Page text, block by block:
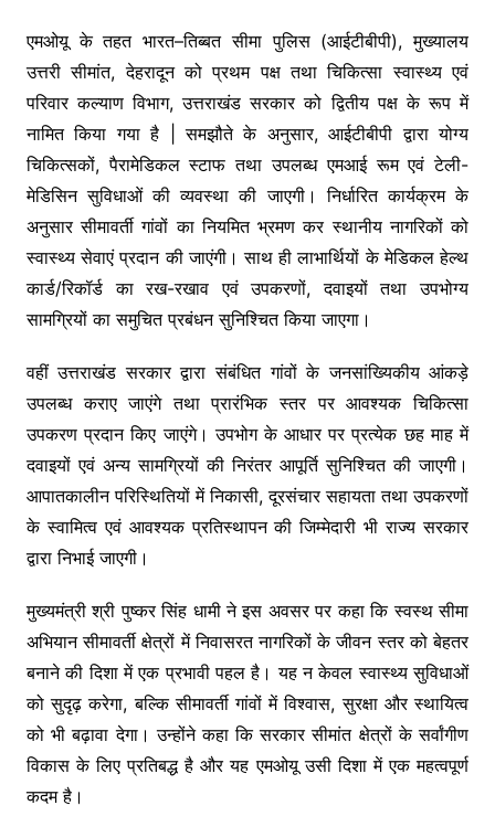
एमओयू के तहत भारत–तिब्बत सीमा पुलिस (आईटीबीपी), मुख्यालय
उत्तरी सीमांत, देहरादून को प्रथम पक्ष तथा चिकित्सा स्वास्थ्य एवं
परिवार कल्याण विभाग, उत्तराखंड सरकार को द्वितीय पक्ष के रूप में
नामित किया गया है | समझौते के अनुसार, आईटीबीपी द्वारा योग्य
चिकित्सकों, पैरामेडिकल स्टाफ तथा उपलब्ध एमआई रूम एवं टेली-
मेडिसिन सुविधाओं की व्यवस्था की जाएगी। निर्धारित कार्यक्रम के
अनुसार सीमावर्ती गांवों का नियमित भ्रमण कर स्थानीय नागरिकों को
स्वास्थ्य सेवाएं प्रदान की जाएंगी। साथ ही लाभार्थियों के मेडिकल हेल्थ
कार्ड/रिकॉर्ड का रख-रखाव एवं उपकरणों, दवाइयों तथा उपभोग्य
सामग्रियों का समुचित प्रबंधन सुनिश्चित किया जाएगा।
वहीं उत्तराखंड सरकार द्वारा संबंधित गांवों के जनसांख्यिकीय आंकड़े
उपलब्ध कराए जाएंगे तथा प्रारंभिक स्तर पर आवश्यक चिकित्सा
उपकरण प्रदान किए जाएंगे। उपभोग के आधार पर प्रत्येक छह माह में
दवाइयों एवं अन्य सामग्रियों की निरंतर आपूर्ति सुनिश्चित की जाएगी।
आपातकालीन परिस्थितियों में निकासी, दूरसंचार सहायता तथा उपकरणों
के स्वामित्व एवं आवश्यक प्रतिस्थापन की जिम्मेदारी भी राज्य सरकार
द्वारा निभाई जाएगी।
मुख्यमंत्री श्री पुष्कर सिंह धामी ने इस अवसर पर कहा कि स्वस्थ सीमा
अभियान सीमावर्ती क्षेत्रों में निवासरत नागरिकों के जीवन स्तर को बेहतर
बनाने की दिशा में एक प्रभावी पहल है। यह न केवल स्वास्थ्य सुविधाओं
को सुदृढ़ करेगा, बल्कि सीमावर्ती गांवों में विश्वास, सुरक्षा और स्थायित्व
को भी बढ़ावा देगा। उन्होंने कहा कि सरकार सीमांत क्षेत्रों के सर्वांगीण
विकास के लिए प्रतिबद्ध है और यह एमओयू उसी दिशा में एक महत्वपूर्ण
कदम है।